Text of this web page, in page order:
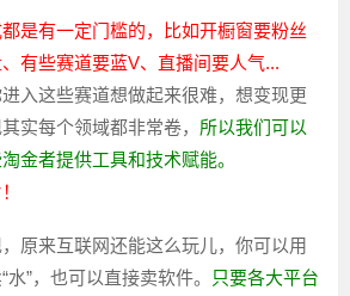
是有一定门槛的，比如开橱窗要粉丝
有些赛道要蓝V、直播间要人气...
入这些赛道想做起来很难，想变现更
实每个领域都非常卷， 所以我们可以
金者提供工具和技术赋能。
原来互联网还能这么玩儿，你可以用
”，也可以直接卖软件。
只要各大平台